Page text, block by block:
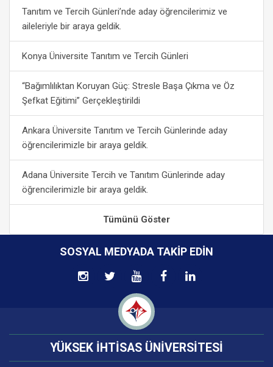
Tanıtım ve Tercih Günleri’nde aday öğrencilerimiz ve
aileleriyle bir araya geldik.
Konya Üniversite Tanıtım ve Tercih Günleri
“Bağımlılıktan Koruyan Güç: Stresle Başa Çıkma ve Öz
Şefkat Eğitimi” Gerçekleştirildi
Ankara Üniversite Tanıtım ve Tercih Günlerinde aday
öğrencilerimizle bir araya geldik.
Adana Üniversite Tercih ve Tanıtım Günlerinde aday
öğrencilerimizle bir araya geldik.
Tümünü Göster
SOSYAL MEDYADA TAKIP EDIN
YÜKSEK İHTİSAS ÜNİVERSİTESİ